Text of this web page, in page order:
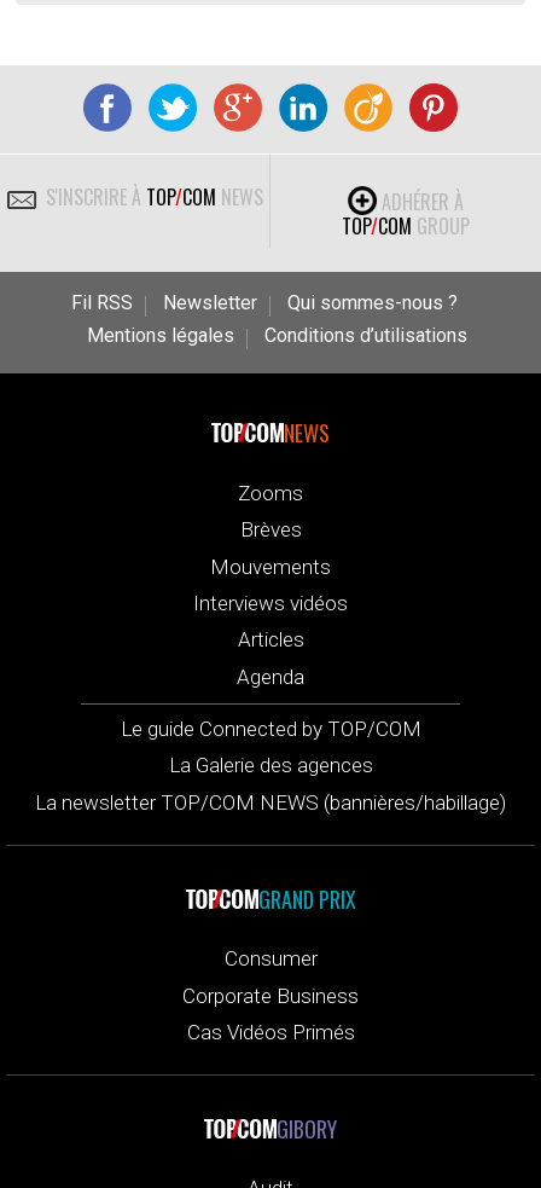
S'INSCRIRE À TOP/COM NEWS
ADHÉRER À
TOP/COM GROUP
Fil RSS Newsletter
Qui sommes-nous ?
Mentions légales
Conditions d’utilisations
NEWS
Zooms
Brèves
Mouvements
Interviews vidéos
Articles
Agenda
Le guide Connected by TOP/COM
La Galerie des agences
La newsletter TOP/COM NEWS (bannières/habillage)
GRAND PRIX
Consumer
Corporate Business
Cas Vidéos Primés
GIBORY